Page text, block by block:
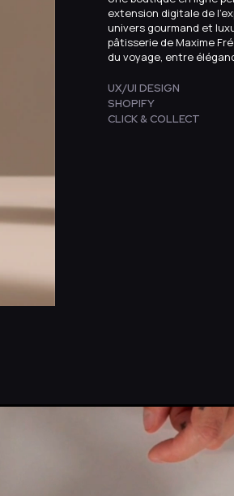
extension digitale de
univers gourmand et
pâtisserie de Maxime
du voyage, entre
UX/UI DESIGN
SHOPIFY
CLICK & COLLECT